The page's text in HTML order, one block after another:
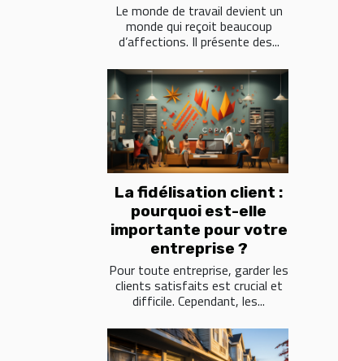
Le monde de travail devient un
monde qui reçoit beaucoup
d’affections. Il présente des...
La fidélisation client :
pourquoi est-elle
importante pour votre
entreprise ?
Pour toute entreprise, garder les
clients satisfaits est crucial et
difficile. Cependant, les...